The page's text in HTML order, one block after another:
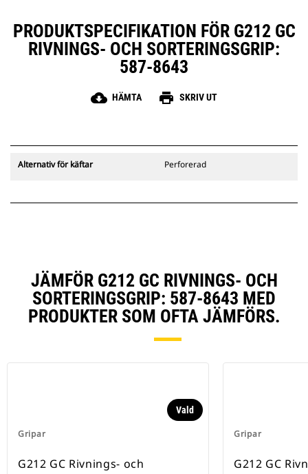
plocka upp material ur alla vinklar,
utan att flytta maskinen, för
mindre slitage på underredet.
Föraren kan sitta säkert kvar i
hytten och samtidigt riva hela
PRODUKTSPECIFIKATION FÖR G212 GC
RIVNINGS- OCH SORTERINGSGRIP:
587-8643
cloud_download HÄMTA print SKRIV UT
Alternativ för käftar Perforerad
JÄMFÖR G212 GC RIVNINGS- OCH
SORTERINGSGRIP: 587-8643 MED
PRODUKTER SOM OFTA JÄMFÖRS.
Gripar
Vald
G212 GC Rivnings- och
Gripar
G212 GC